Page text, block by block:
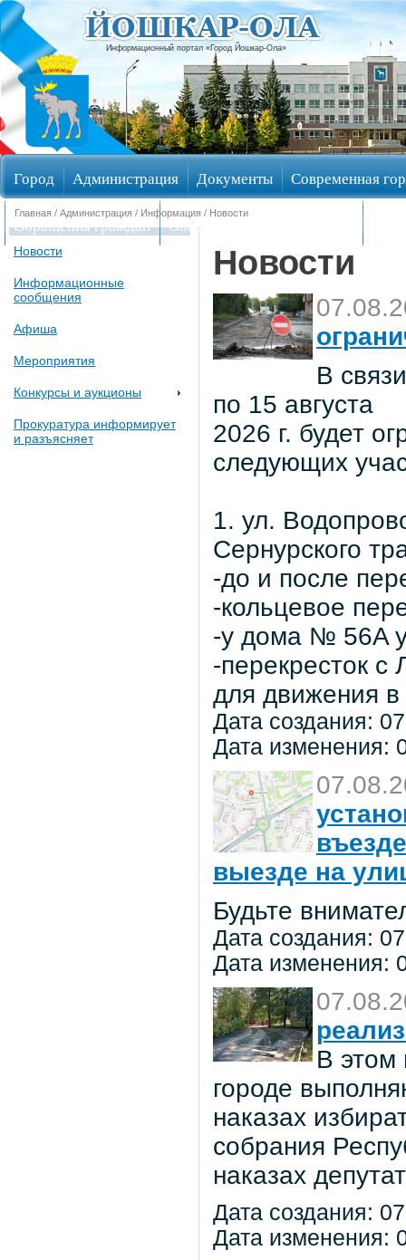
Информационный портал «Город Йошкар-Ола»
Город Администрация Документы Современная
Обращения граждан Общественные обсуждения
Главная / Администрация / Информация / Новости
Новости
Информационные
сообщения
Афиша
Мероприятия
Конкурсы и аукционы
Прокуратура информирует
и разъясняет
Новости
В
по 15 августа
2026 г. будет
следующих
1. ул.
Сернурского
-до и после
-кольцевое
-у дома № 56A
-перекресток с
для движения
Дата создания:
Дата изменения:
выезде на
Будьте
Дата создания:
Дата изменения:
В этом
городе
наказах
собрания
наказах
Дата создания:
Дата изменения: